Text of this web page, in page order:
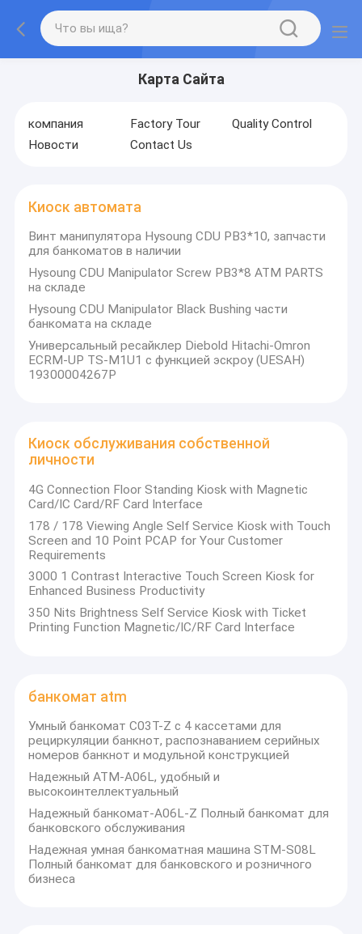
Карта Сайта
компания Factory Tour
Quality Control
Новости
Contact Us
Киоск автомата
Винт манипулятора Hysoung CDU PB3*10, запчасти
для банкоматов в наличии
Hysoung CDU Manipulator Screw PB3*8 ATM PARTS
на складе
Hysoung CDU Manipulator Black Bushing части
банкомата на складе
Универсальный ресайклер Diebold Hitachi-Omron
ECRM-UP TS-M1U1 с функцией эскроу (UESAH)
19300004267P
Киоск обслуживания собственной
личности
4G Connection Floor Standing Kiosk with Magnetic
Card/IC Card/RF Card Interface
178 / 178 Viewing Angle Self Service Kiosk with Touch
Screen and 10 Point PCAP for Your Customer
Requirements
3000 1 Contrast Interactive Touch Screen Kiosk for
Enhanced Business Productivity
350 Nits Brightness Self Service Kiosk with Ticket
Printing Function Magnetic/IC/RF Card Interface
банкомат atm
Умный банкомат C03T-Z с 4 кассетами для
рециркуляции банкнот, распознаванием серийных
номеров банкнот и модульной конструкцией
Надежный ATM-A06L, удобный и
высокоинтеллектуальный
Надежный банкомат-A06L-Z Полный банкомат для
банковского обслуживания
Надежная умная банкоматная машина STM-S08L
Полный банкомат для банковского и розничного
бизнеса